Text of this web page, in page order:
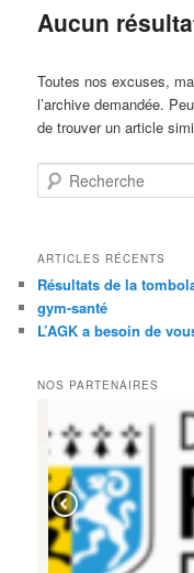
Aucun
Toutes nos excuses,
l’archive demandée.
de trouver un article
Recherche
ARTICLES RÉCENTS
Résultats de la
gym-santé
L’AGK a besoin de
NOS PARTENAIRES